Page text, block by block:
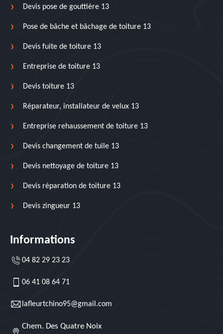
Devis pose de gouttière 13
Pose de bâche et bâchage de toiture 13
Devis fuite de toiture 13
Entreprise de toiture 13
Devis toiture 13
Réparateur, installateur de velux 13
Entreprise rehaussement de toiture 13
Devis changement de tuile 13
Devis nettoyage de toiture 13
Devis réparation de toiture 13
Devis zingueur 13
Informations
04 82 29 23 23
06 41 08 64 71
lafleurtchino95@gmail.com
Chem. Des Quatre Noix